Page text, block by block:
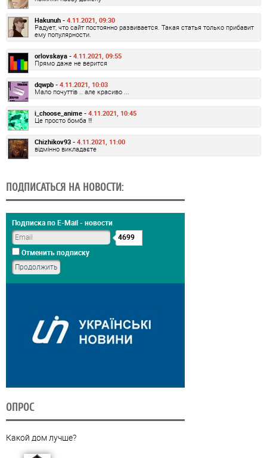
Hakunuh - 4.11.2021, 09:30
Радует, что сайт постоянно развивается. Такая статья только прибавит
ему популярности.
orlovskaya - 4.11.2021, 09:55
Прямо даже не верится
dqwpb - 4.11.2021, 10:03
Мало почуттів .. але красиво ...
i_choose_anime - 4.11.2021, 10:45
Це просто бомба !!!
Chizhikov93 - 4.11.2021, 11:00
відмінно викладаєте
ПОДПИСАТЬСЯ НА НОВОСТИ:
Подписка по E-Mail - новости
4699
Отменить подписку
ОПРОС
Какой дом лучше?